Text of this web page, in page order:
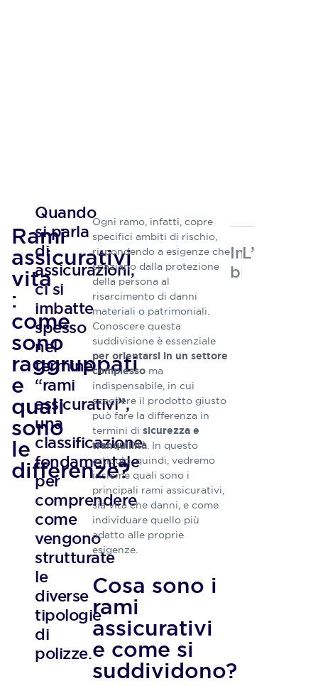
Rami
assicurativi​
vita​
:
come
sono
raggruppati
e
quali
sono
le
differenze?
Quando
si parla
di
assicurazioni,
ci si
imbatte
spesso
nel
termine
“rami
assicurativi”,
una
classificazione
fondamentale
per
comprendere
come
vengono
strutturate
le
diverse
tipologie
di
polizze.
Ogni ramo​, infatti,​ copre
specifici ambiti di rischio,
rispondendo a esigenze che
spaziano dalla protezione
della persona al
risarcimento di danni
materiali o patrimoniali.
Conoscere questa
suddivisione è essenziale
per orientarsi in un settore
complesso ma
indispensabile, in cui
scegliere il prodotto giusto
può fare la differenza in
termini disicurezza e
tranquillità.​ In questo
articolo, quindi, vedremo
insieme quali sono i
principali rami assicurativi,
sia vita che danni, e come
individuare quello più
adatto alle proprie
esigenze.
Cosa sono i
rami
assicurativi
e come si
suddividono?
Indicazioni
L’autore